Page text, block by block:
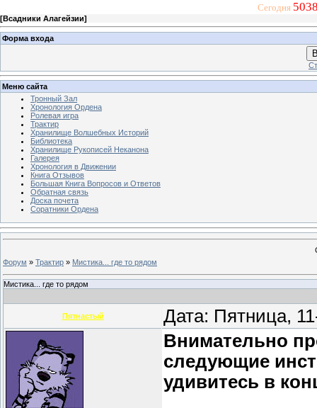
Сегодня
[Всадники Алагейзии]
Форма входа
Меню сайта
Тронный Зал
Хронология Ордена
Ролевая игра
Трактир
Хранилище Волшебных Историй
Библиотека
Хранилище Рукописей Неканона
Галерея
Хронология в Движении
Книга Отзывов
Большая Книга Вопросов и Ответов
Обратная связь
Доска почета
Соратники Ордена
Форум » Трактир » Мистика... где то рядом
Мистика... где то рядом
Пятнастый Дата: Пятница,
Внимательно
следующие
удивитесь в